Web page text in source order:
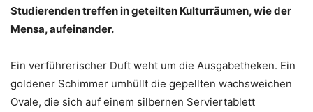
Studierenden treffen in geteilten Kulturräumen, wie der
Mensa, aufeinander.
Ein verführerischer Duft weht um die Ausgabetheken. Ein
goldener Schimmer umhüllt die gepellten wachsweichen
Ovale, die sich auf einem silbernen Serviertablett